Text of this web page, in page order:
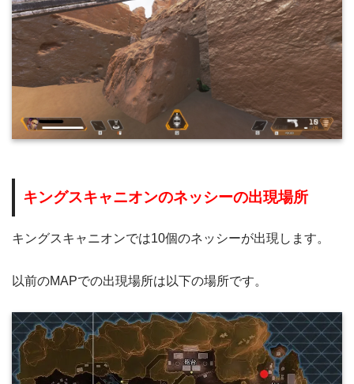
キングスキャニオンのネッシーの出現場所
キングスキャニオンでは10個のネッシーが出現します。
以前のMAPでの出現場所は以下の場所です。